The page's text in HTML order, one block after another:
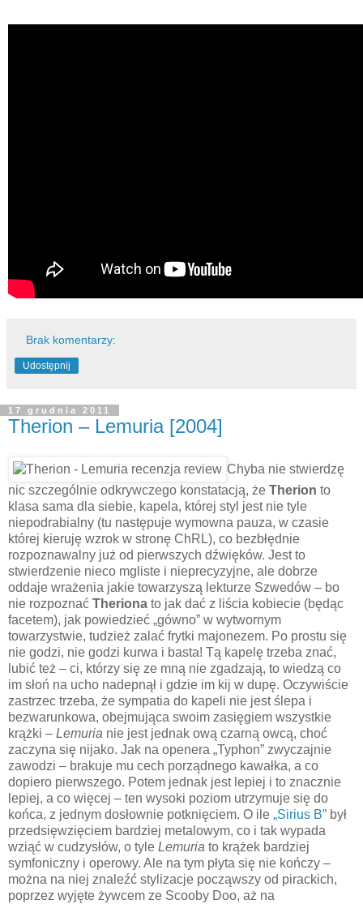
Brak komentarzy:
Udostępnij
17 grudnia 2011
Therion – Lemuria [2004]
Chyba nie stwierdzę
nic szczególnie odkrywczego konstatacją, że Therion to
klasa sama dla siebie, kapela, której styl jest nie tyle
niepodrabialny (tu następuje wymowna pauza, w czasie
której kieruję wzrok w stronę ChRL), co bezbłędnie
rozpoznawalny już od pierwszych dźwięków. Jest to
stwierdzenie nieco mgliste i nieprecyzyjne, ale dobrze
oddaje wrażenia jakie towarzyszą lekturze Szwedów – bo
nie rozpoznać Theriona to jak dać z liścia kobiecie (będąc
facetem), jak powiedzieć „gówno” w wytwornym
towarzystwie, tudzież zalać frytki majonezem. Po prostu się
nie godzi, nie godzi kurwa i basta! Tą kapelę trzeba znać,
lubić też – ci, którzy się ze mną nie zgadzają, to wiedzą co
im słoń na ucho nadepnął i gdzie im kij w dupę. Oczywiście
zastrzec trzeba, że sympatia do kapeli nie jest ślepa i
bezwarunkowa, obejmująca swoim zasięgiem wszystkie
krążki – Lemuria nie jest jednak ową czarną owcą, choć
zaczyna się nijako. Jak na openera „Typhon” zwyczajnie
zawodzi – brakuje mu cech porządnego kawałka, a co
dopiero pierwszego. Potem jednak jest lepiej i to znacznie
lepiej, a co więcej – ten wysoki poziom utrzymuje się do
końca, z jednym dosłownie potknięciem. O ile „Sirius B” był
przedsięwzięciem bardziej metalowym, co i tak wypada
wziąć w cudzysłów, o tyle Lemuria to krążek bardziej
symfoniczny i operowy. Ale na tym płyta się nie kończy –
można na niej znaleźć stylizacje począwszy od pirackich,
poprzez wyjęte żywcem ze Scooby Doo, aż na